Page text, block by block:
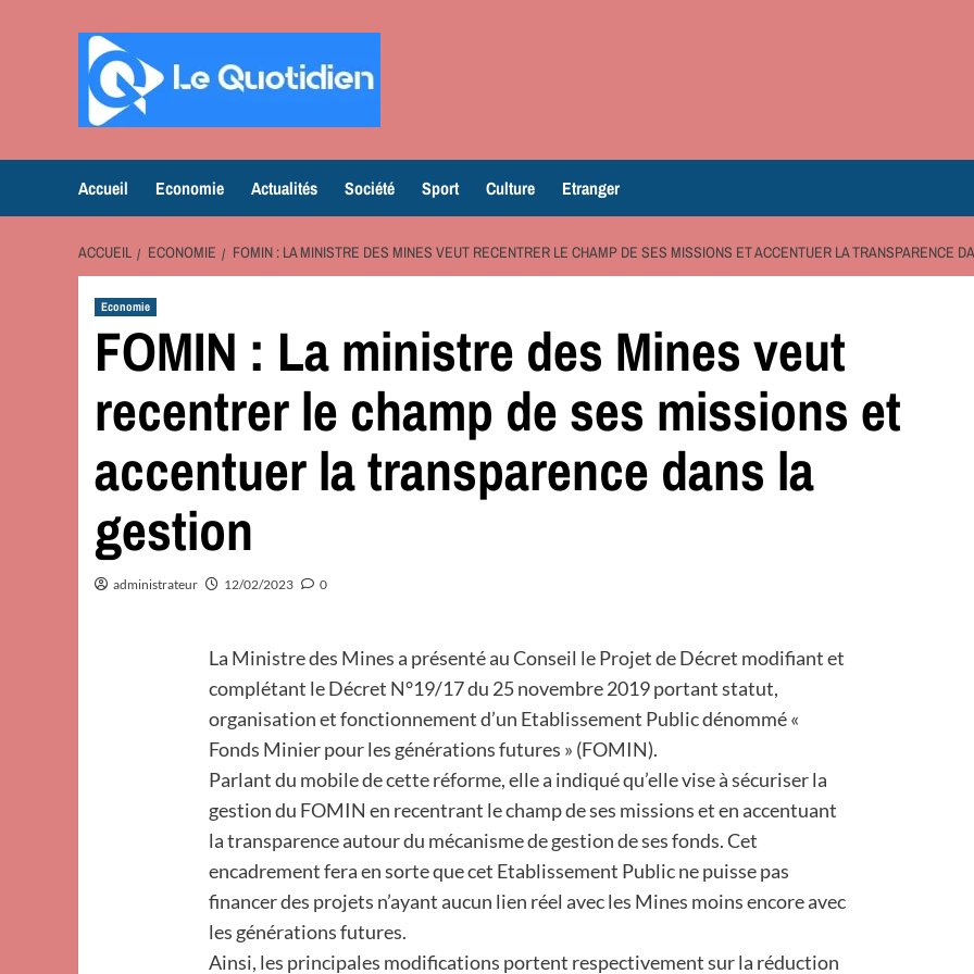
Accueil Economie Actualités Société Sport Culture Etranger
ACCUEIL ECONOMIE FOMIN : LA MINISTRE DES MINES VEUT RECENTRER LE CHAMP DE SES MISSIONS ET ACCENTUER LA TRANSPARENCE
Economie
FOMIN : La ministre des Mines veut
recentrer le champ de ses missions et
accentuer la transparence dans la
gestion
administrateur 12/02/2023 0
La Ministre des Mines a présenté au Conseil le Projet de Décret modifiant et
complétant le Décret N°19/17 du 25 novembre 2019 portant statut,
organisation et fonctionnement d’un Etablissement Public dénommé «
Fonds Minier pour les générations futures » (FOMIN).
Parlant du mobile de cette réforme, elle a indiqué qu’elle vise à sécuriser la
gestion du FOMIN en recentrant le champ de ses missions et en accentuant
la transparence autour du mécanisme de gestion de ses fonds. Cet
encadrement fera en sorte que cet Etablissement Public ne puisse pas
financer des projets n’ayant aucun lien réel avec les Mines moins encore avec
les générations futures.
Ainsi, les principales modifications portent respectivement sur la réduction